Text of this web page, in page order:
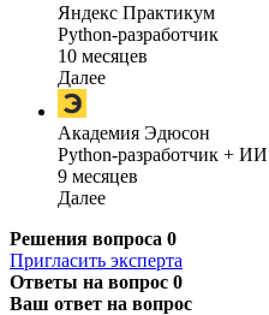
Яндекс Практикум
Python-разработчик
10 месяцев
Далее
Академия Эдюсон
Python-разработчик + ИИ
9 месяцев
Далее
Решения вопроса 0
Пригласить эксперта
Ответы на вопрос 0
Ваш ответ на вопрос